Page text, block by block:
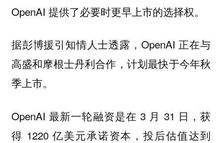
OpenAI 提供了必要时更早上市的选择权。
据彭博援引知情人士透露，OpenAI 正在与
高盛和摩根士丹利合作，计划最快于今年秋
季上市。
OpenAI 最新一轮融资是在 3 月 31 日，获
得 1220 亿美元承诺资本，投后估值达到